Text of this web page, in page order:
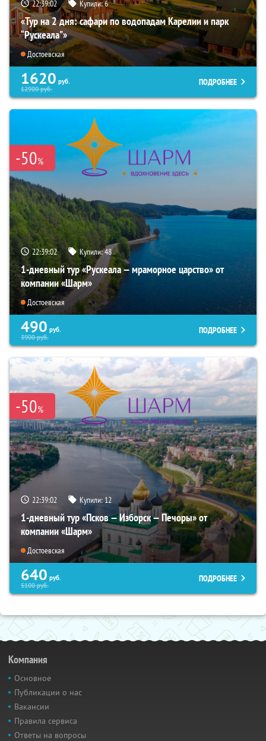
22:39:01 Купили:6
«Тур на 2 дня: сафари по водопадам Карелии и парк
“Рускеала"»
Достоевская
1620 руб.
12900руб.
ПОДРОБНЕЕ
-50%
22:39:01 Купили:48
1-дневный тур «Рускеала — мраморное царство» от
компании «Шарм»
Достоевская
490 руб.
3900руб.
ПОДРОБНЕЕ
-50%
22:39:01 Купили:12
1-дневный тур «Псков — Изборск — Печоры» от
компании «Шарм»
Достоевская
640 руб.
5100руб.
ПОДРОБНЕЕ
Компания
Основное
Публикации о нас
Вакансии
Правила сервиса
Ответы на вопросы